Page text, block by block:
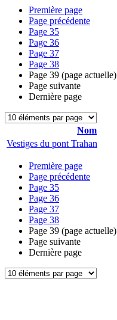
Première page
Page précédente
Page 35
Page 36
Page 37
Page 38
Page 39 (page actuelle)
Page suivante
Dernière page
Nom
Vestiges du pont Trahan
Première page
Page précédente
Page 35
Page 36
Page 37
Page 38
Page 39 (page actuelle)
Page suivante
Dernière page